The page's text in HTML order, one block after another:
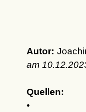
Autor:
am
Quellen:
•